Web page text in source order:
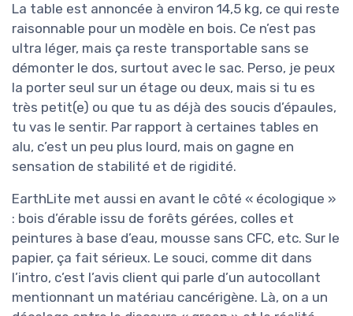
La table est annoncée à environ 14,5 kg, ce qui reste
raisonnable pour un modèle en bois. Ce n’est pas
ultra léger, mais ça reste transportable sans se
démonter le dos, surtout avec le sac. Perso, je peux
la porter seul sur un étage ou deux, mais si tu es
très petit(e) ou que tu as déjà des soucis d’épaules,
tu vas le sentir. Par rapport à certaines tables en
alu, c’est un peu plus lourd, mais on gagne en
sensation de stabilité et de rigidité.
EarthLite met aussi en avant le côté « écologique »
: bois d’érable issu de forêts gérées, colles et
peintures à base d’eau, mousse sans CFC, etc. Sur le
papier, ça fait sérieux. Le souci, comme dit dans
l’intro, c’est l’avis client qui parle d’un autocollant
mentionnant un matériau cancérigène. Là, on a un